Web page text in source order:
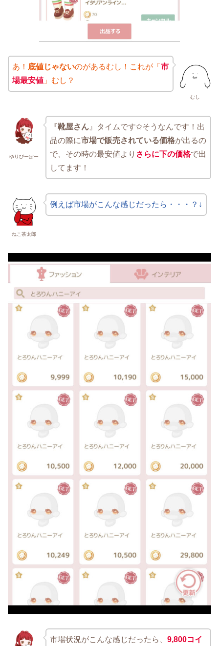
むし
あ！ 底値じゃないのがあるむし！これが「 市
場最安値 」むし？
ゆりぴーぽー
『靴屋さん』タイムです✩そうなんです！出
品の際に市場で販売されている価格が出るの
で、その時の最安値より さらに下の価格で出
してます！
ねこ茶太郎
例えば市場がこんな感じだったら・・・？↓
市場状況がこんな感じだったら、 9,800コイ